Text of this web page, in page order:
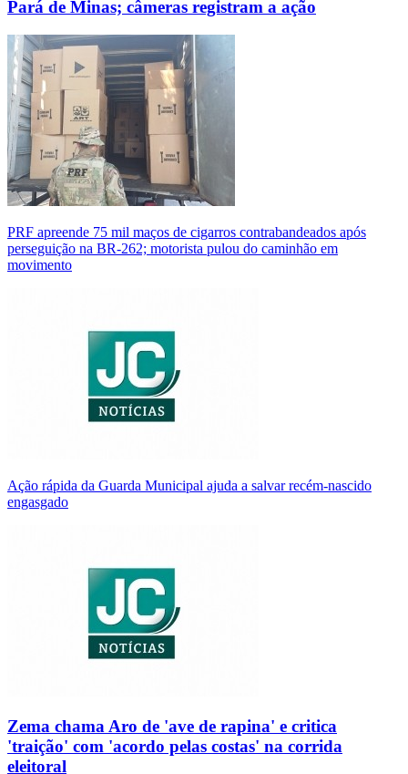
Pará de Minas; câmeras registram a ação
PRF apreende 75 mil maços de cigarros contrabandeados após
perseguição na BR-262; motorista pulou do caminhão em
movimento
Ação rápida da Guarda Municipal ajuda a salvar recém-nascido
engasgado
Zema chama Aro de 'ave de rapina' e critica
'traição' com 'acordo pelas costas' na corrida
eleitoral